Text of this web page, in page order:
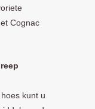
Cognac
kunt u